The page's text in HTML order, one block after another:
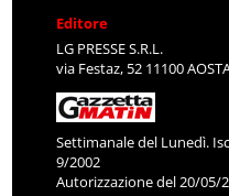
Editore
LG PRESSE S.R.L.
via Festaz, 52 11100
Settimanale del Lunedì.
9/2002
Autorizzazione del 20/05/